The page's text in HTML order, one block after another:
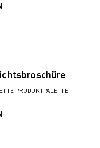
PRODUKTPALETTE